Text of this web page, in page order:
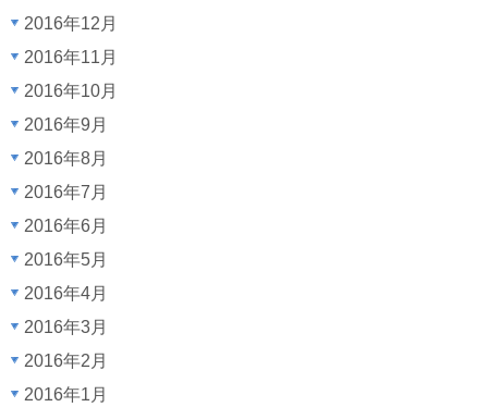
2016年12月
2016年11月
2016年10月
2016年9月
2016年8月
2016年7月
2016年6月
2016年5月
2016年4月
2016年3月
2016年2月
2016年1月